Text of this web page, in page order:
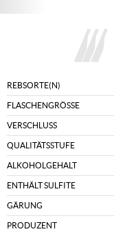
REBSORTE(N)
FLASCHENGRÖSSE
VERSCHLUSS
QUALITÄTSSTUFE
ALKOHOLGEHALT
ENTHÄLT SULFITE
GÄRUNG
PRODUZENT